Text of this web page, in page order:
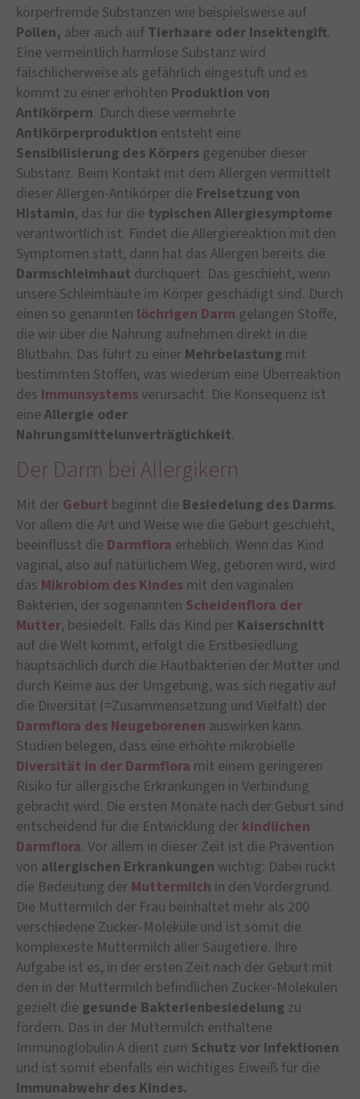
körperfremde Substanzen wie beispielsweise auf
Pollen, aber auch auf Tierhaare oder Insektengift.
Eine vermeintlich harmlose Substanz wird
fälschlicherweise als gefährlich eingestuft und es
kommt zu einer erhöhten Produktion von
Antikörpern. Durch diese vermehrte
Antikörperproduktion entsteht eine
Sensibilisierung des Körpers gegenüber dieser
Substanz. Beim Kontakt mit dem Allergen vermittelt
dieser Allergen-Antikörper die Freisetzung von
Histamin, das für die typischen Allergiesymptome
verantwortlich ist. Findet die Allergiereaktion mit den
Symptomen statt, dann hat das Allergen bereits die
Darmschleimhaut durchquert. Das geschieht, wenn
unsere Schleimhäute im Körper geschädigt sind. Durch
einen so genannten löchrigen Darm gelangen Stoffe,
die wir über die Nahrung aufnehmen direkt in die
Blutbahn. Das führt zu einer Mehrbelastung mit
bestimmten Stoffen, was wiederum eine Überreaktion
des Immunsystems verursacht. Die Konsequenz ist
eine Allergie oder
Nahrungsmittelunverträglichkeit.
Der Darm bei Allergikern
Mit der Geburt beginnt die Besiedelung des Darms.
Vor allem die Art und Weise wie die Geburt geschieht,
beeinflusst die Darmflora erheblich. Wenn das Kind
vaginal, also auf natürlichem Weg, geboren wird, wird
das Mikrobiom des Kindes mit den vaginalen
Bakterien, der sogenannten Scheidenflora der
Mutter, besiedelt. Falls das Kind per Kaiserschnitt
auf die Welt kommt, erfolgt die Erstbesiedlung
hauptsächlich durch die Hautbakterien der Mutter und
durch Keime aus der Umgebung, was sich negativ auf
die Diversität (=Zusammensetzung und Vielfalt) der
Darmflora des Neugeborenen auswirken kann.
Studien belegen, dass eine erhöhte mikrobielle
Diversität in der Darmflora mit einem geringeren
Risiko für allergische Erkrankungen in Verbindung
gebracht wird. Die ersten Monate nach der Geburt sind
entscheidend für die Entwicklung der kindlichen
Darmflora. Vor allem in dieser Zeit ist die Prävention
von allergischen Erkrankungen wichtig: Dabei rückt
die Bedeutung der Muttermilch in den Vordergrund.
Die Muttermilch der Frau beinhaltet mehr als 200
verschiedene Zucker-Moleküle und ist somit die
komplexeste Muttermilch aller Säugetiere. Ihre
Aufgabe ist es, in der ersten Zeit nach der Geburt mit
den in der Muttermilch befindlichen Zucker-Molekülen
gezielt die gesunde Bakterienbesiedelung zu
fördern. Das in der Muttermilch enthaltene
Immunoglobulin A dient zum Schutz vor Infektionen
und ist somit ebenfalls ein wichtiges Eiweiß für die
Immunabwehr des Kindes.